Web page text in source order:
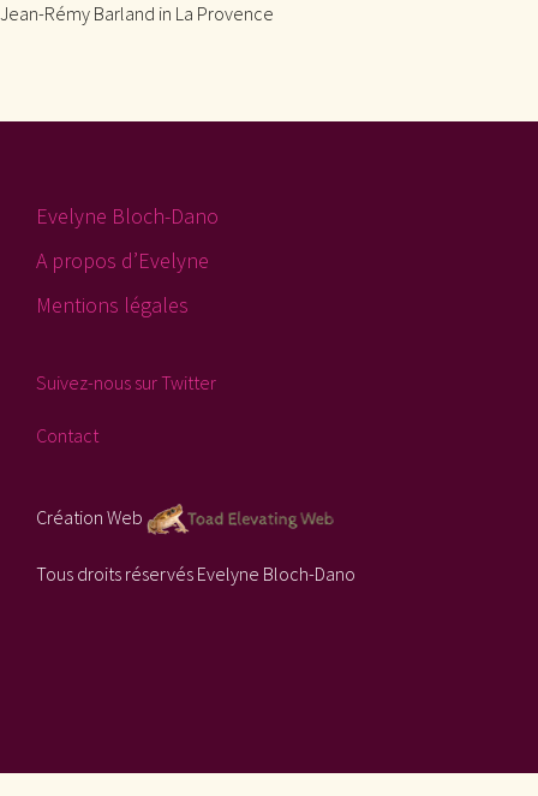
Jean-Rémy Barland in La Provence
Evelyne Bloch-Dano
A propos d’Evelyne
Mentions légales
Suivez-nous sur Twitter
Contact
Création Web
Tous droits réservés Evelyne Bloch-Dano